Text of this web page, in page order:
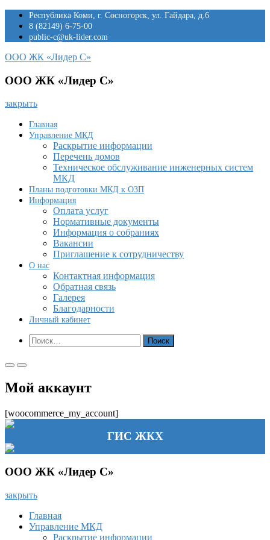
Перейти
содержимому
Республика Коми, г. Сосногорск, ул. Гайдара, д.6
8 (82149) 6-75-00
public-c@uk-lider.com
ООО ЖК «Лидер С»
ООО ЖК «Лидер С»
закрыть
Главная
Управление МКД
Раскрытие информации
Перечень домов
Техническое обслуживание инженерных систем
МКД
Планы подготовки МКД к ОЗП
Информация
Оплата услуг
Нормативные документы
Информация о собраниях
Вакансии
Приглашение к сотрудничеству
О нас
Контактная информация
Обратная связь
Галерея
Благодарности
Личный кабинет
Показать
форму
Найти:
Основное
для
Основное
для
Мой аккаунт
[woocommerce_my_account]
ГИС ЖКХ
ООО ЖК «Лидер С»
закрыть
Главная
Управление МКД
Раскрытие информации